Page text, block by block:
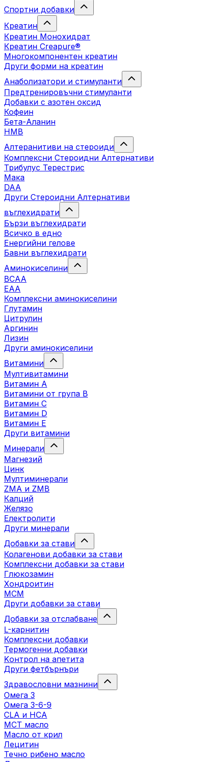
Спортни добавки
Креатин
Креатин Монохидрат
Креатин Creapure®
Многокомпонентен креатин
Други форми на креатин
Анаболизатори и стимуланти
Предтренировъчни стимуланти
Добавки с азотен оксид
Кофеин
Бета-Аланин
HMB
Алтеранитиви на стероиди
Комплексни Стероидни Алтернативи
Трибулус Терестрис
Maка
DAA
Други Стероидни Алтернативи
въглехидрати
Бързи въглехидрати
Всичко в едно
Енергийни гелове
Бавни въглехидрати
Аминокиселини
BCAA
EAA
Комплексни аминокиселини
Глутамин
Цитрулин
Аргинин
Лизин
Други аминокиселини
Витамини
Мултивитамини
Витамин А
Витамини от група B
Витамин C
Витамин D
Витамин E
Други витамини
Минерали
Магнезий
Цинк
Мултиминерали
ZMA и ZMB
Калций
Желязо
Електролити
Други минерали
Добавки за стави
Колагенови добавки за стави
Комплексни добавки за стави
Глюкозамин
Хондроитин
МСМ
Други добавки за стави
Добавки за отслабване
L-карнитин
Комплексни добавки
Термогенни добавки
Kонтрол на апетита
Други фетбърнъри
Здравословни мазнини
Омега 3
Омега 3-6-9
CLA и HCA
МСТ масло
Масло от крил
Лецитин
Течно рибено масло